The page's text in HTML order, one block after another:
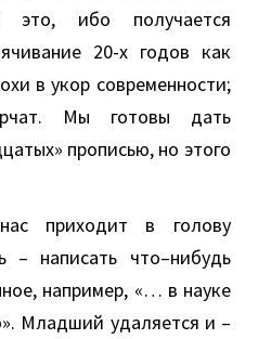
это, ибо получается
20-х годов как
в укор современности;
Мы готовы дать
прописью, но этого
приходит в голову
– написать что–нибудь
например, «… в науке
Младший удаляется и –